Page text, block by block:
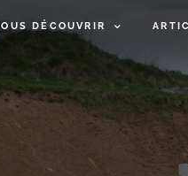
DÉCOUVRIR